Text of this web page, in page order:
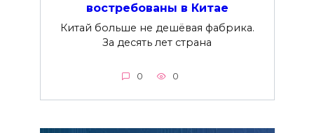
востребованы в Китае
Китай больше не дешёвая фабрика.
За десять лет страна
0 0